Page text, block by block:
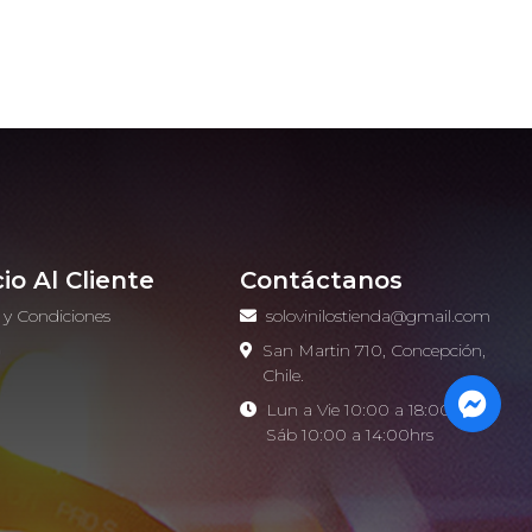
Al Cliente
Condiciones
Contáctanos
solovinilostienda@gmail.com
San Martin 710, Concepción,
Chile.
Lun a Vie 10:00 a 18:00hrs -
Sáb 10:00 a 14:00hrs